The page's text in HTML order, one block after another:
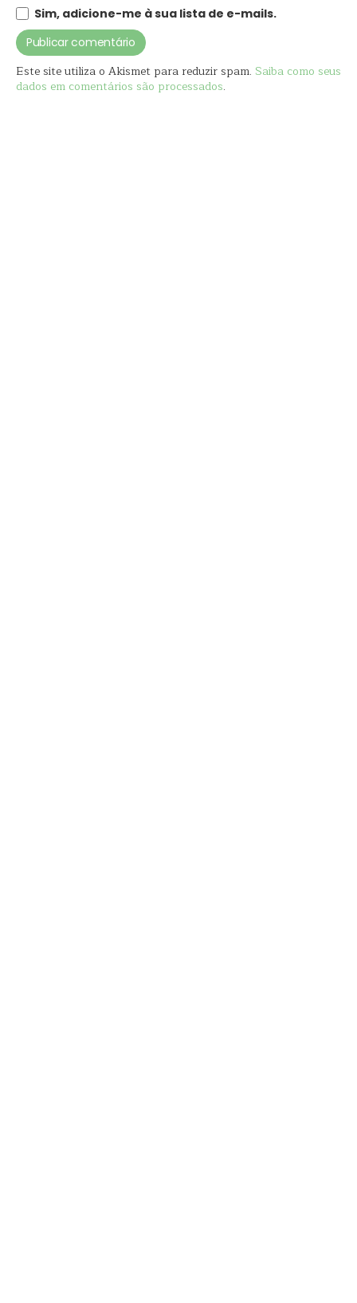
Sim, adicione-me à sua lista de e-mails.
Este site utiliza o Akismet para reduzir spam. Saiba como seus
dados em comentários são processados.